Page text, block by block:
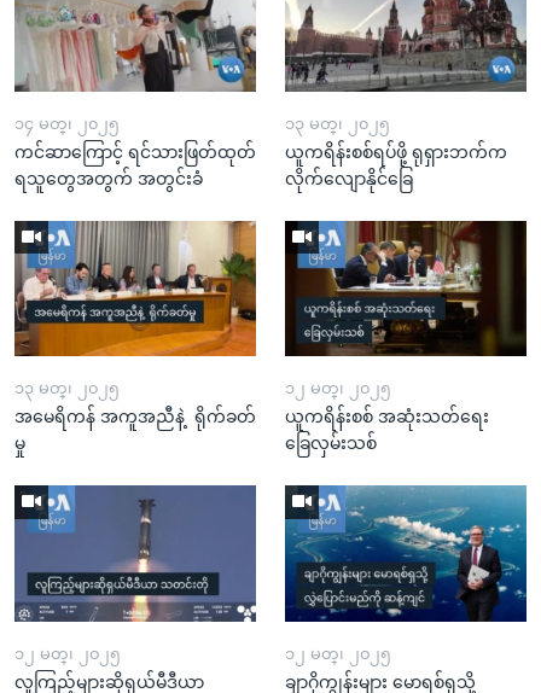
၁၄ မတ္၊ ၂၀၂၅
ကင်ဆာကြောင့် ရင်သားဖြတ်ထုတ်
ရသူတွေအတွက် အတွင်းခံ
၁၃ မတ္၊ ၂၀၂၅
ယူကရိန်းစစ်ရပ်ဖို့ ရုရှားဘက်က
လိုက်လျောနိုင်ခြေ
၁၃ မတ္၊ ၂၀၂၅
အမေရိကန် အကူအညီနဲ့ ရိုက်ခတ်
မှု
၁၂ မတ္၊ ၂၀၂၅
ယူကရိန်းစစ် အဆုံးသတ်ရေး
ခြေလှမ်းသစ်
၁၂ မတ္၊ ၂၀၂၅
လူကြည့်များဆိုရှယ်မီဒီယာ
၁၂ မတ္၊ ၂၀၂၅
ချာဂိုကျွန်းများ မောရစ်ရှသို့